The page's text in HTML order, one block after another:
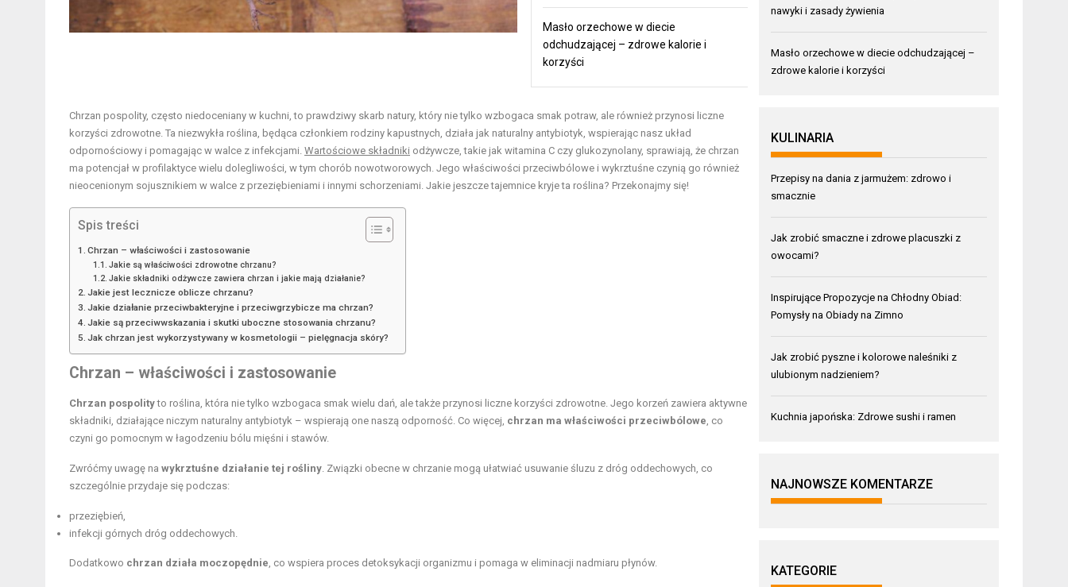
Masło orzechowe w diecie
odchudzającej – zdrowe kalorie i
korzyści
Chrzan pospolity, często niedoceniany w kuchni, to prawdziwy skarb natury, który nie tylko wzbogaca smak potraw, ale również przynosi liczne
korzyści zdrowotne. Ta niezwykła roślina, będąca członkiem rodziny kapustnych, działa jak naturalny antybiotyk, wspierając nasz układ
odpornościowy i pomagając w walce z infekcjami. Wartościowe składniki odżywcze, takie jak witamina C czy glukozynolany, sprawiają, że chrzan
ma potencjał w profilaktyce wielu dolegliwości, w tym chorób nowotworowych. Jego właściwości przeciwbólowe i wykrztuśne czynią go również
nieocenionym sojusznikiem w walce z przeziębieniami i innymi schorzeniami. Jakie jeszcze tajemnice kryje ta roślina? Przekonajmy się!
Spis treści
Chrzan – właściwości i zastosowanie
Jakie są właściwości zdrowotne chrzanu?
Jakie składniki odżywcze zawiera chrzan i jakie mają działanie?
Jakie jest lecznicze oblicze chrzanu?
Jakie działanie przeciwbakteryjne i przeciwgrzybicze ma chrzan?
Jakie są przeciwwskazania i skutki uboczne stosowania chrzanu?
Jak chrzan jest wykorzystywany w kosmetologii – pielęgnacja skóry?
Chrzan – właściwości i zastosowanie
Chrzan pospolityto roślina, która nie tylko wzbogaca smak wielu dań, ale także przynosi liczne korzyści zdrowotne. Jego korzeń zawiera aktywne
składniki, działające niczym naturalny antybiotyk – wspierają one naszą odporność. Co więcej, chrzan ma właściwości przeciwbólowe , co
czyni go pomocnym w łagodzeniu bólu mięśni i stawów.
Zwróćmy uwagę na wykrztuśne działanie tej rośliny . Związki obecne w chrzanie mogą ułatwiać usuwanie śluzu z dróg oddechowych, co
szczególnie przydaje się podczas:
przeziębień,
infekcji górnych dróg oddechowych.
Dodatkowo chrzan działa moczopędnie , co wspiera proces detoksykacji organizmu i pomaga w eliminacji nadmiaru płynów.
nawyki i zasady żywienia
Masło orzechowe w diecie odchudzającej –
zdrowe kalorie i korzyści
KULINARIA
Przepisy na dania z jarmużem: zdrowo i
smacznie
Jak zrobić smaczne i zdrowe placuszki z
owocami?
Inspirujące Propozycje na Chłodny Obiad:
Pomysły na Obiady na Zimno
Jak zrobić pyszne i kolorowe naleśniki z
ulubionym nadzieniem?
Kuchnia japońska: Zdrowe sushi i ramen
NAJNOWSZE KOMENTARZE
KATEGORIE